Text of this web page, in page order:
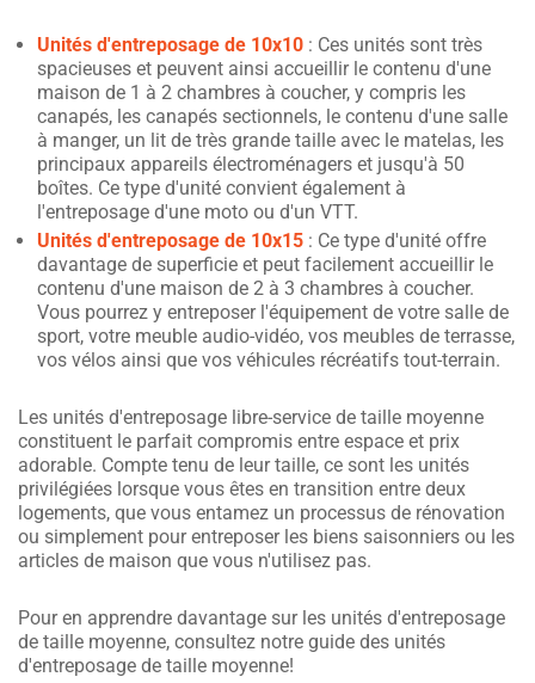
Unités d'entreposage de 10x10 : Ces unités sont très
spacieuses et peuvent ainsi accueillir le contenu d'une
maison de 1 à 2 chambres à coucher, y compris les
canapés, les canapés sectionnels, le contenu d'une salle
à manger, un lit de très grande taille avec le matelas, les
principaux appareils électroménagers et jusqu'à 50
boîtes. Ce type d'unité convient également à
l'entreposage d'une moto ou d'un VTT.
Unités d'entreposage de 10x15 : Ce type d'unité offre
davantage de superficie et peut facilement accueillir le
contenu d'une maison de 2 à 3 chambres à coucher.
Vous pourrez y entreposer l'équipement de votre salle de
sport, votre meuble audio-vidéo, vos meubles de terrasse,
vos vélos ainsi que vos véhicules récréatifs tout-terrain.
Les unités d'entreposage libre-service de taille moyenne
constituent le parfait compromis entre espace et prix
adorable. Compte tenu de leur taille, ce sont les unités
privilégiées lorsque vous êtes en transition entre deux
logements, que vous entamez un processus de rénovation
ou simplement pour entreposer les biens saisonniers ou les
articles de maison que vous n'utilisez pas.
Pour en apprendre davantage sur les unités d'entreposage
de taille moyenne, consultez notre guide des unités
d'entreposage de taille moyenne!